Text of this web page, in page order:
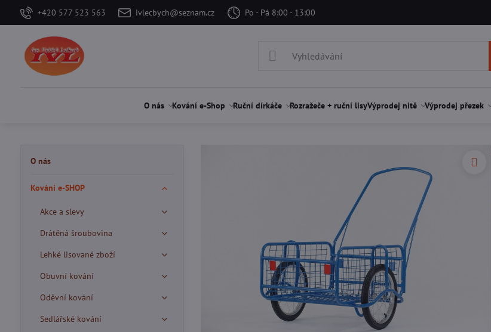
+420 577 523 563 ivlecbych@seznam.cz Po - Pá 8:00 - 13:00
O nás Kování e-Shop Ruční dírkáče Rozražeče + ruční lisyVýprodej nitě Výprodej přezek
O nás
Kování e-SHOP
Akce a slevy
Drátěná šroubovina
Lehké lisované zboží
Obuvní kování
Oděvní kování
Sedlářské kování